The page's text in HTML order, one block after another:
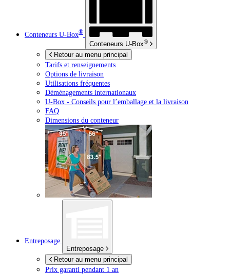
Conteneurs U-Box®
Conteneurs U-Box®
Retour au menu principal
Tarifs et renseignements
Options de livraison
Utilisations fréquentes
Déménagements internationaux
U-Box - Conseils pour l’emballage et la livraison
FAQ
Dimensions du conteneur
Entreposage
Entreposage
Retour au menu principal
Prix garanti pendant 1 an